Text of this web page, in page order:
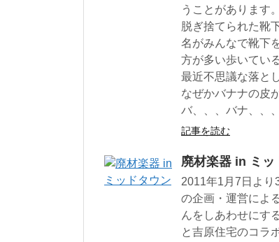
うことがあります
脱ぎ捨てられた靴
名がみんなで靴下
方が多い歩いてい
最近不思議な落と
なぜかバナナの皮
バ、、、バナ、、
記事を読む
廃材楽器 in ミッ
2011年1月7日より
の企画・運営によ
んをしあわせにす
と吉原住宅のコラ